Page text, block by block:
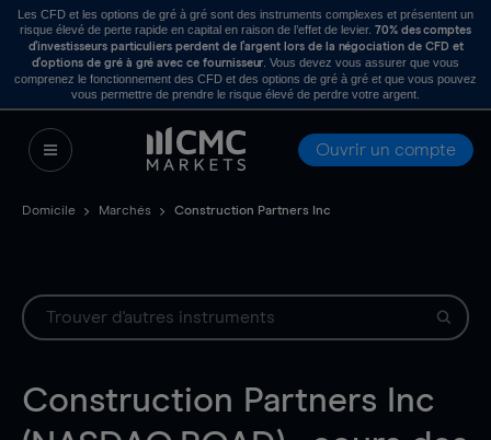
Les CFD et les options de gré à gré sont des instruments complexes et présentent un
risque élevé de perte rapide en capital en raison de l’effet de levier. 70% des comptes
d’investisseurs particuliers perdent de l’argent lors de la négociation de CFD et
d’options de gré à gré avec ce fournisseur . Vous devez vous assurer que vous
comprenez le fonctionnement des CFD et des options de gré à gré et que vous pouvez
vous permettre de prendre le risque élevé de perdre votre argent.
Ouvrir un compte
Domicile Marchés Construction Partners Inc
Construction Partners Inc